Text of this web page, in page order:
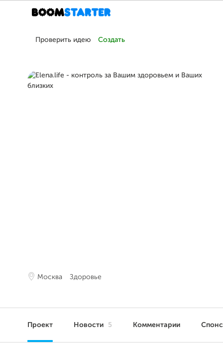
Проверить идею Создать
Москва Здоровье
Проект Новости 5 Комментарии